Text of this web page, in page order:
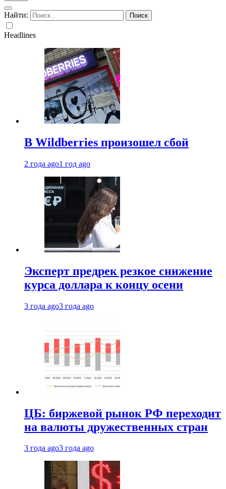
Найти:
Headlines
В Wildberries произошел сбой
2 года ago1 год ago
Эксперт предрек резкое снижение
курса доллара к концу осени
3 года ago3 года ago
ЦБ: биржевой рынок РФ переходит
на валюты дружественных стран
3 года ago3 года ago